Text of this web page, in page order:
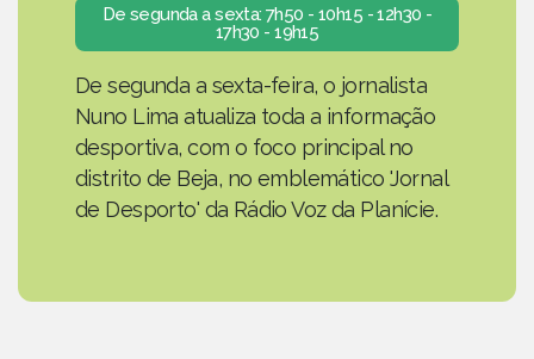
De segunda a sexta: 7h50 - 10h15 - 12h30 -
17h30 - 19h15
De segunda a sexta-feira, o jornalista
Nuno Lima atualiza toda a informação
desportiva, com o foco principal no
distrito de Beja, no emblemático 'Jornal
de Desporto' da Rádio Voz da Planície.